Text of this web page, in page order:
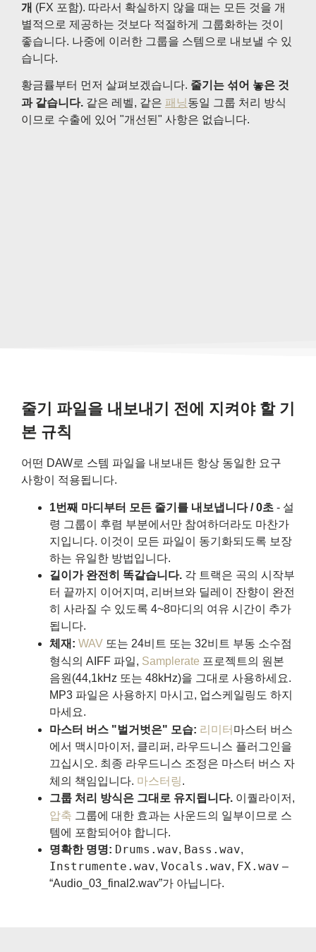
개 (FX 포함). 따라서 확실하지 않을 때는 모든 것을 개
별적으로 제공하는 것보다 적절하게 그룹화하는 것이
좋습니다. 나중에 이러한 그룹을 스템으로 내보낼 수 있
습니다.
황금률부터 먼저 살펴보겠습니다. 줄기는 섞어 놓은 것
과 같습니다. 같은 레벨, 같은 패닝동일 그룹 처리 방식
이므로 수출에 있어 "개선된" 사항은 없습니다.
줄기 파일을 내보내기 전에 지켜야 할 기
본 규칙
어떤 DAW로 스템 파일을 내보내든 항상 동일한 요구
사항이 적용됩니다.
1번째 마디부터 모든 줄기를 내보냅니다 / 0초 - 설
령 그룹이 후렴 부분에서만 참여하더라도 마찬가
지입니다. 이것이 모든 파일이 동기화되도록 보장
하는 유일한 방법입니다.
길이가 완전히 똑같습니다. 각 트랙은 곡의 시작부
터 끝까지 이어지며, 리버브와 딜레이 잔향이 완전
히 사라질 수 있도록 4~8마디의 여유 시간이 추가
됩니다.
체재: WAV 또는 24비트 또는 32비트 부동 소수점
형식의 AIFF 파일, Samplerate 프로젝트의 원본
음원(44,1kHz 또는 48kHz)을 그대로 사용하세요.
MP3 파일은 사용하지 마시고, 업스케일링도 하지
마세요.
마스터 버스 "벌거벗은" 모습: 리미터 마스터 버스
에서 맥시마이저, 클리퍼, 라우드니스 플러그인을
끄십시오. 최종 라우드니스 조정은 마스터 버스 자
체의 책임입니다. 마스터링.
그룹 처리 방식은 그대로 유지됩니다. 이퀄라이저,
압축 그룹에 대한 효과는 사운드의 일부이므로 스
템에 포함되어야 합니다.
명확한 명명: Drums.wav, Bass.wav,
Instrumente.wav, Vocals.wav, FX.wav –
“Audio_03_final2.wav”가 아닙니다.